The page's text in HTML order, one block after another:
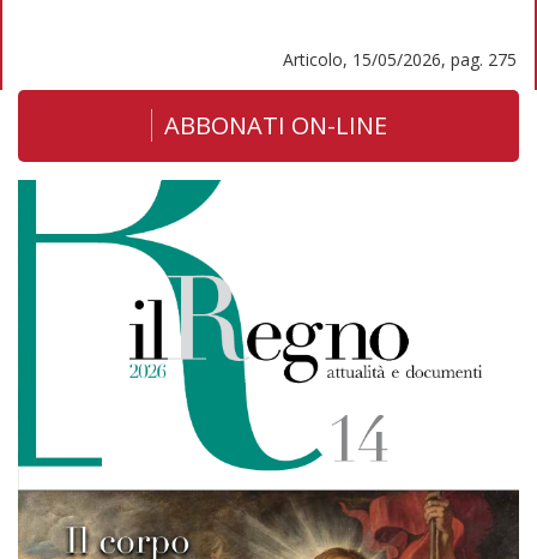
Articolo, 15/05/2026, pag. 275
ABBONATI ON-LINE